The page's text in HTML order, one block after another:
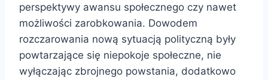
perspektywy awansu społecznego czy nawet
możliwości zarobkowania. Dowodem
rozczarowania nową sytuacją polityczną były
powtarzające się niepokoje społeczne, nie
wyłączając zbrojnego powstania, dodatkowo